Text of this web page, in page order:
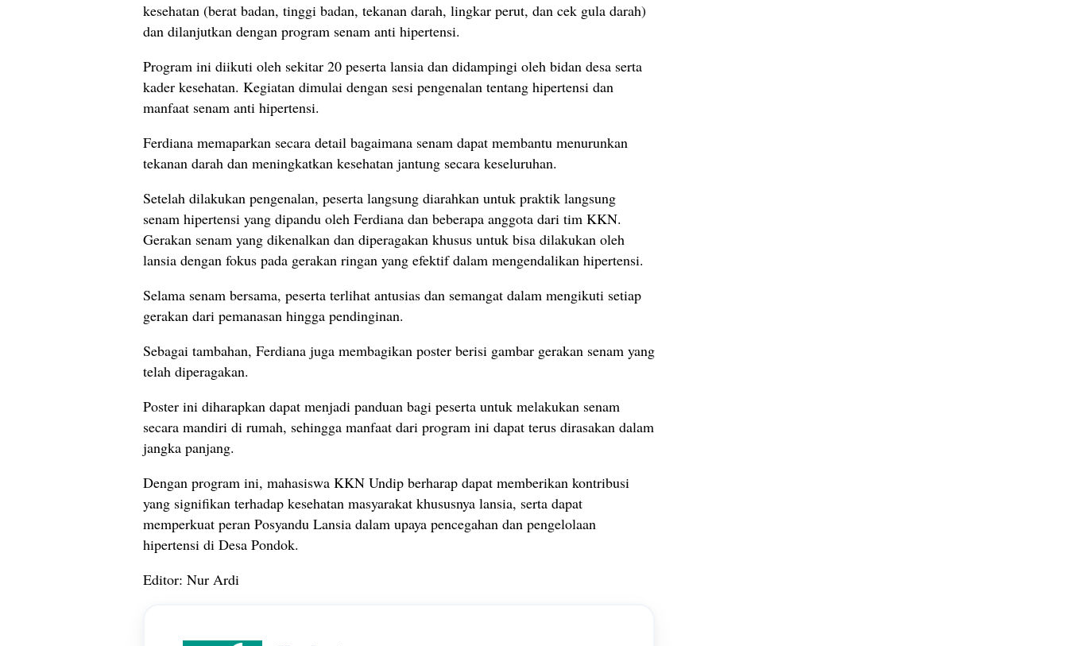
kesehatan (berat badan, tinggi badan, tekanan darah, lingkar perut, dan cek gula darah)
dan dilanjutkan dengan program senam anti hipertensi.
Program ini diikuti oleh sekitar 20 peserta lansia dan didampingi oleh bidan desa serta
kader kesehatan. Kegiatan dimulai dengan sesi pengenalan tentang hipertensi dan
manfaat senam anti hipertensi.
Ferdiana memaparkan secara detail bagaimana senam dapat membantu menurunkan
tekanan darah dan meningkatkan kesehatan jantung secara keseluruhan.
Setelah dilakukan pengenalan, peserta langsung diarahkan untuk praktik langsung
senam hipertensi yang dipandu oleh Ferdiana dan beberapa anggota dari tim KKN.
Gerakan senam yang dikenalkan dan diperagakan khusus untuk bisa dilakukan oleh
lansia dengan fokus pada gerakan ringan yang efektif dalam mengendalikan hipertensi.
Selama senam bersama, peserta terlihat antusias dan semangat dalam mengikuti setiap
gerakan dari pemanasan hingga pendinginan.
Sebagai tambahan, Ferdiana juga membagikan poster berisi gambar gerakan senam yang
telah diperagakan.
Poster ini diharapkan dapat menjadi panduan bagi peserta untuk melakukan senam
secara mandiri di rumah, sehingga manfaat dari program ini dapat terus dirasakan dalam
jangka panjang.
Dengan program ini, mahasiswa KKN Undip berharap dapat memberikan kontribusi
yang signifikan terhadap kesehatan masyarakat khususnya lansia, serta dapat
memperkuat peran Posyandu Lansia dalam upaya pencegahan dan pengelolaan
hipertensi di Desa Pondok.
Editor: Nur Ardi